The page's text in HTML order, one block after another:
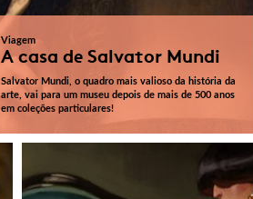
Viagem
A casa de Salvator Mundi
Salvator Mundi, o quadro mais valioso da história da
arte, vai para um museu depois de mais de 500 anos
em coleções particulares!